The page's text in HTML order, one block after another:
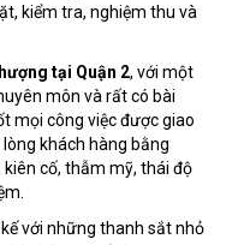
kiểm tra, nghiệm thu và
tại Quận 2, với một
môn và rất có bài
mọi công việc được giao
khách hàng bằng
cố, thẫm mỹ, thái độ
với những thanh sắt nhỏ